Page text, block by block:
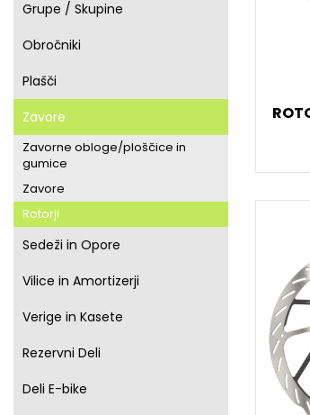
Grupe / Skupine
Obročniki
Plašči
Zavore
Zavorne obloge/ploščice in
gumice
Zavore
Rotorji
Sedeži in Opore
Vilice in Amortizerji
Verige in Kasete
Rezervni Deli
Deli E-bike